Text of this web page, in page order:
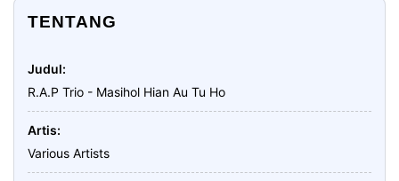
TENTANG
Judul
R.A.P Trio - Masihol Hian Au Tu Ho
Artis
Various Artists